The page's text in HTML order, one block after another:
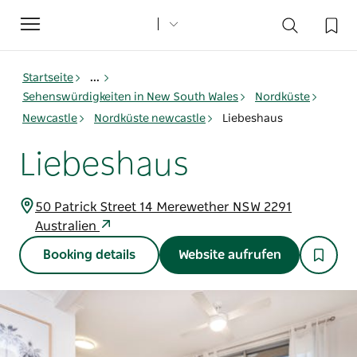
Toggle
navigation
Startseite
...
Sehenswürdigkeiten in New South Wales
Nordküste
Newcastle
Nordküste newcastle Liebeshaus
Liebeshaus
50 Patrick Street 14 Merewether NSW 2291
Australien
Booking details Website aufrufen